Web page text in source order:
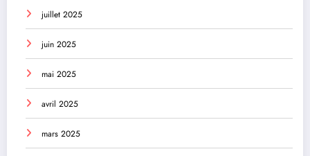
juillet 2025
juin 2025
mai 2025
avril 2025
mars 2025